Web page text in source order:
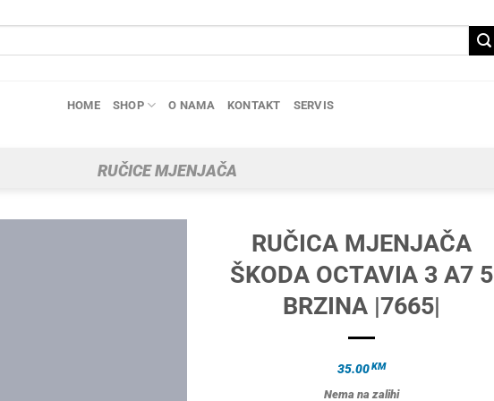
HOME SHOP O NAMA KONTAKT SERVIS
RUČICE MJENJAČA
RUČICA MJENJAČA
ŠKODA OCTAVIA 3 A7 5
BRZINA |7665|
35.00KM
Nema na zalihi